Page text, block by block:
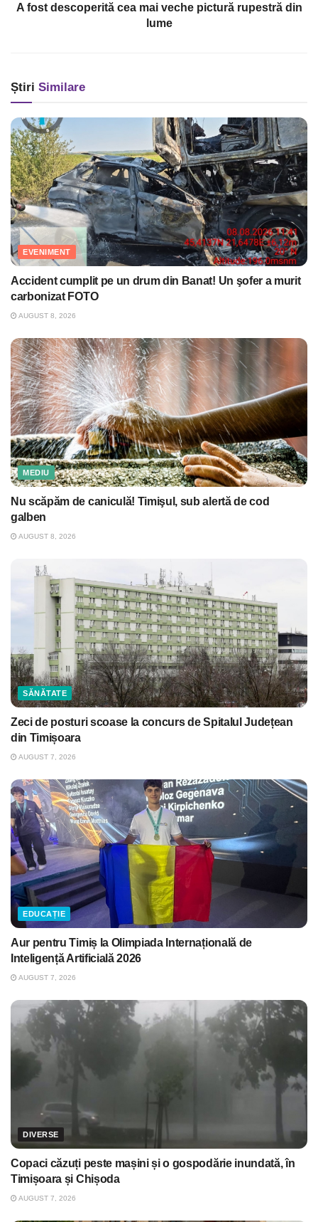
A fost descoperită cea mai veche pictură rupestră din
lume
Știri Similare
EVENIMENT
Accident cumplit pe un drum din Banat! Un şofer a murit
carbonizat FOTO
AUGUST 8, 2026
MEDIU
Nu scăpăm de caniculă! Timişul, sub alertă de cod
galben
AUGUST 8, 2026
SĂNĂTATE
Zeci de posturi scoase la concurs de Spitalul Județean
din Timișoara
AUGUST 7, 2026
EDUCAȚIE
Aur pentru Timiș la Olimpiada Internațională de
Inteligență Artificială 2026
AUGUST 7, 2026
DIVERSE
Copaci căzuți peste mașini și o gospodărie inundată, în
Timișoara și Chișoda
AUGUST 7, 2026